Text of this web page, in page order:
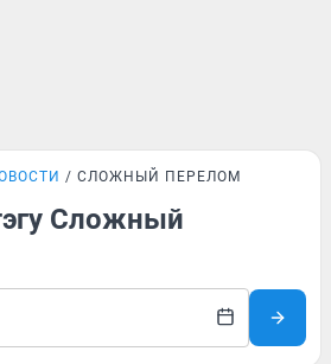
СЛОЖНЫЙ ПЕРЕЛОМ
Сложный